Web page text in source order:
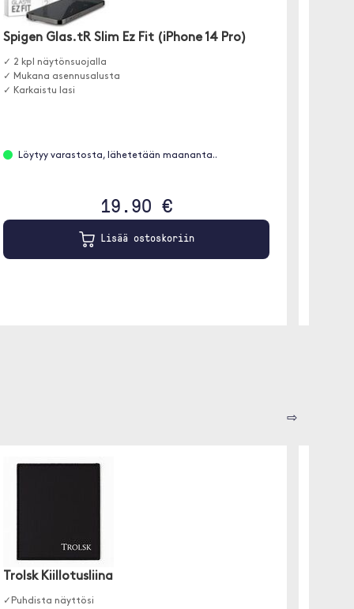
Spigen Glas.tR Slim Ez Fit (iPhone 14 Pro)
✓ 2 kpl näytönsuojalla
✓ Mukana asennusalusta
✓ Karkaistu lasi
Löytyy varastosta, lähetetään maananta..
19.90 €
Lisää ostoskoriin
⇨
Trolsk Kiillotusliina
✓Puhdista näyttösi